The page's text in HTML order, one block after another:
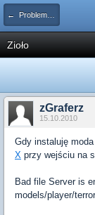
← Problemy z pluginami
Zioło
zGraferz
15.10.2010
Gdy instaluję moda
X przy wejściu na
Bad file Server is
models/player/